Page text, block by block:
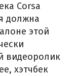
Corsa
должна
этой
видеоролик
хэтчбек